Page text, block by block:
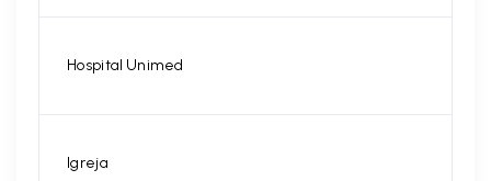
Hospital Unimed
Igreja